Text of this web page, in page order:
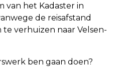
het Kadaster in
de reisafstand
verhuizen naar Velsen-
ben gaan doen?